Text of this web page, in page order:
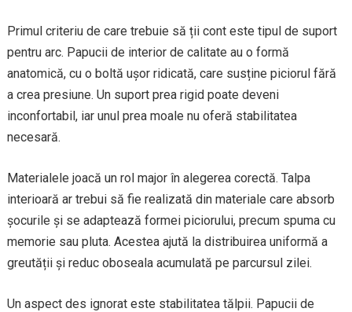
Primul criteriu de care trebuie să ții cont este tipul de suport
pentru arc. Papucii de interior de calitate au o formă
anatomică, cu o boltă ușor ridicată, care susține piciorul fără
a crea presiune. Un suport prea rigid poate deveni
inconfortabil, iar unul prea moale nu oferă stabilitatea
necesară.
Materialele joacă un rol major în alegerea corectă. Talpa
interioară ar trebui să fie realizată din materiale care absorb
șocurile și se adaptează formei piciorului, precum spuma cu
memorie sau pluta. Acestea ajută la distribuirea uniformă a
greutății și reduc oboseala acumulată pe parcursul zilei.
Un aspect des ignorat este stabilitatea tălpii. Papucii de